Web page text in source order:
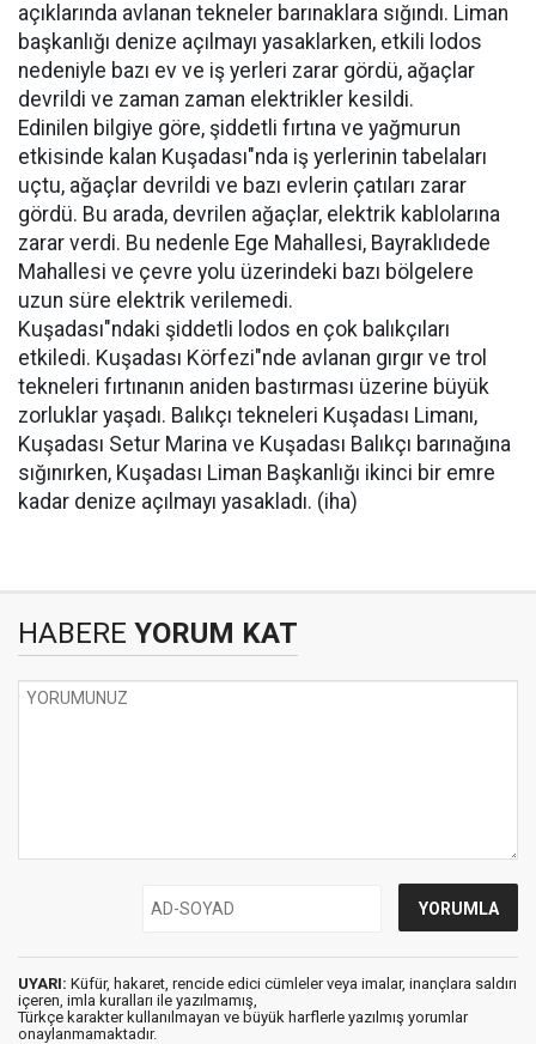
açıklarında avlanan tekneler barınaklara sığındı. Liman
başkanlığı denize açılmayı yasaklarken, etkili lodos
nedeniyle bazı ev ve iş yerleri zarar gördü, ağaçlar
devrildi ve zaman zaman elektrikler kesildi.
Edinilen bilgiye göre, şiddetli fırtına ve yağmurun
etkisinde kalan Kuşadası"nda iş yerlerinin tabelaları
uçtu, ağaçlar devrildi ve bazı evlerin çatıları zarar
gördü. Bu arada, devrilen ağaçlar, elektrik kablolarına
zarar verdi. Bu nedenle Ege Mahallesi, Bayraklıdede
Mahallesi ve çevre yolu üzerindeki bazı bölgelere
uzun süre elektrik verilemedi.
Kuşadası"ndaki şiddetli lodos en çok balıkçıları
etkiledi. Kuşadası Körfezi"nde avlanan gırgır ve trol
tekneleri fırtınanın aniden bastırması üzerine büyük
zorluklar yaşadı. Balıkçı tekneleri Kuşadası Limanı,
Kuşadası Setur Marina ve Kuşadası Balıkçı barınağına
sığınırken, Kuşadası Liman Başkanlığı ikinci bir emre
kadar denize açılmayı yasakladı. (iha)
HABERE YORUM KAT
UYARI: Küfür, hakaret, rencide edici cümleler veya imalar, inançlara saldırı
içeren, imla kuralları ile yazılmamış,
Türkçe karakter kullanılmayan ve büyük harflerle yazılmış yorumlar
onaylanmamaktadır.